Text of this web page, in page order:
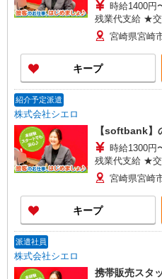
時給1400円
残業代支給 ★交
+゜・。○。・
万円支給(規定有) お友達を紹介頂くと, インセンテ
ィブ支給(規定有) ★月2回払い・週払い可能
有）★ ゜・。○
宮崎県宮崎
キープ
紹介予定派遣
株式会社シエロ
【softbank】
時給1300円
残業代支給 ★交
+゜・。○。・
万円支給(規定有) お友達を紹介頂くと, インセンテ
ィブ支給(規定有) ★月2回払い・週払い可能
有）★ ゜・。○
宮崎県宮崎
キープ
派遣社員
株式会社シエロ
携帯販売スタ